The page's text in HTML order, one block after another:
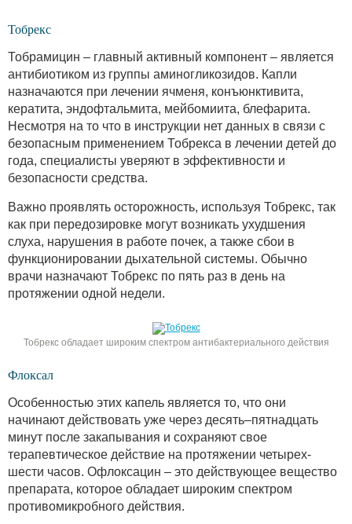
Тобрекс
Тобрамицин – главный активный компонент – является
антибиотиком из группы аминогликозидов. Капли
назначаются при лечении ячменя, конъюнктивита,
кератита, эндофтальмита, мейбомиита, блефарита.
Несмотря на то что в инструкции нет данных в связи с
безопасным применением Тобрекса в лечении детей до
года, специалисты уверяют в эффективности и
безопасности средства.
Важно проявлять осторожность, используя Тобрекс, так
как при передозировке могут возникать ухудшения
слуха, нарушения в работе почек, а также сбои в
функционировании дыхательной системы. Обычно
врачи назначают Тобрекс по пять раз в день на
протяжении одной недели.
Тобрекс обладает широким спектром антибактериального действия
Флоксал
Особенностью этих капель является то, что они
начинают действовать уже через десять–пятнадцать
минут после закапывания и сохраняют свое
терапевтическое действие на протяжении четырех-
шести часов. Офлоксацин – это действующее вещество
препарата, которое обладает широким спектром
противомикробного действия.